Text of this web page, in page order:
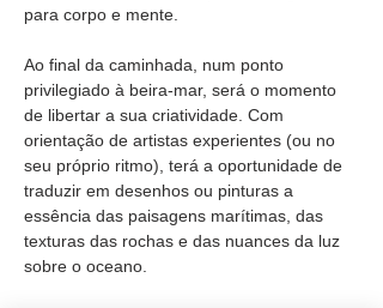
para corpo e mente.
Ao final da caminhada, num ponto
privilegiado à beira-mar, será o momento
de libertar a sua criatividade. Com
orientação de artistas experientes (ou no
seu próprio ritmo), terá a oportunidade de
traduzir em desenhos ou pinturas a
essência das paisagens marítimas, das
texturas das rochas e das nuances da luz
sobre o oceano.